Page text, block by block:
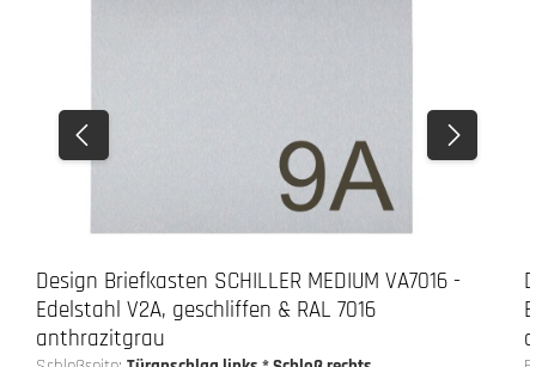
Design Briefkasten SCHILLER MEDIUM VA7016 -
Edelstahl V2A, geschliffen & RAL 7016
anthrazitgrau